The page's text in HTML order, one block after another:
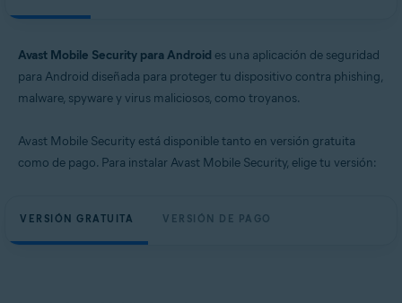
Avast Mobile Security para Android es una aplicación de seguridad
para Android diseñada para proteger tu dispositivo contra phishing,
malware, spyware y virus maliciosos, como troyanos.
Avast Mobile Security está disponible tanto en versión gratuita
como de pago. Para instalar Avast Mobile Security, elige tu versión:
VERSIÓN GRATUITA VERSIÓN DE PAGO